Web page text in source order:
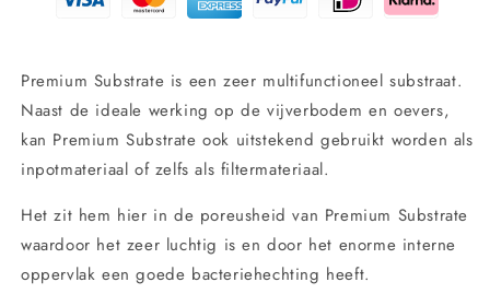
Premium Substrate is een zeer multifunctioneel substraat.
Naast de ideale werking op de vijverbodem en oevers,
kan Premium Substrate ook uitstekend gebruikt worden als
inpotmateriaal of zelfs als filtermateriaal.
Het zit hem hier in de poreusheid van Premium Substrate
waardoor het zeer luchtig is en door het enorme interne
oppervlak een goede bacteriehechting heeft.